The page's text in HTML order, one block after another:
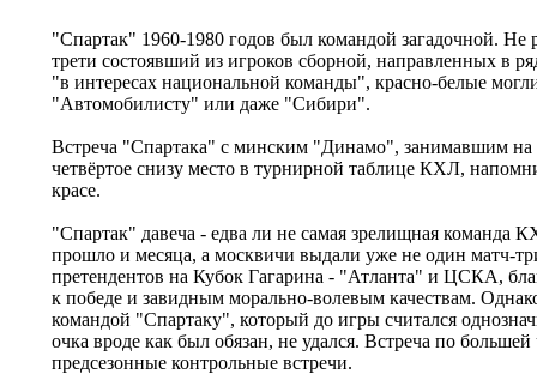
"Cпартак" 1960-1980 годов был командой загадочной.
трети состоявший из игроков сборной, направленных в
"в интересах национальной команды", красно-белые
"Автомобилисту" или даже "Сибири".
Встреча "Спартака" с минским "Динамо", занимавшим на
четвёртое снизу место в турнирной таблице КХЛ,
красе.
"Спартак" давеча - едва ли не самая зрелищная команда
прошло и месяца, а москвичи выдали уже не один матч-
претендентов на Кубок Гагарина - "Атланта" и ЦСКА,
к победе и завидным морально-волевым качествам.
командой "Спартаку", который до игры считался
очка вроде как был обязан, не удался. Встреча по
предсезонные контрольные встречи.